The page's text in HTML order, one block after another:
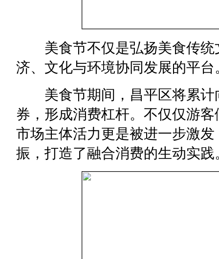
美食节不仅是弘扬美食传统
济、文化与环境协同发展的平台
美食节期间，昌平区将累计
券，形成消费杠杆。不仅仅游
市场主体活力更是被进一步激
振，打造了融合消费的生动实践